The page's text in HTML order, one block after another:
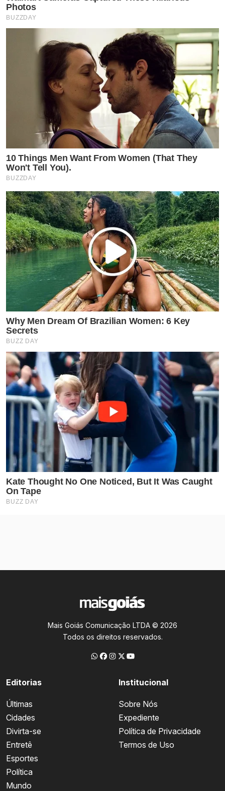
Mais Goiás Comunicação LTDA © 2026
Todos os direitos reservados.
Editorias
Últimas
Cidades
Divirta-se
Entretê
Esportes
Política
Mundo
Institucional
Sobre Nós
Expediente
Política de Privacidade
Termos de Uso